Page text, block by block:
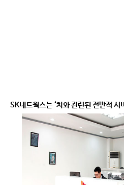
SK네트웍스는‘차와 관련된 전반적 서